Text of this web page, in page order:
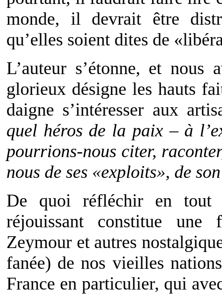
monde, il devrait être
qu’elles soient dites de
L’auteur s’étonne, et
glorieux désigne les hauts
daigne s’intéresser aux
quel héros de la paix – à
pourrions-nous citer,
nous de ses «exploits», de
De quoi réfléchir en tout
réjouissant constitue une
Zeymour et autres
fanée) de nos vieilles
France en particulier, qui